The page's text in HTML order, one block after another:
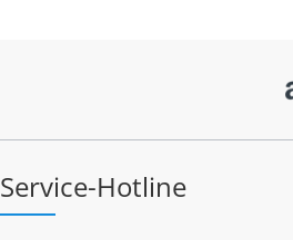
Service-Hotline